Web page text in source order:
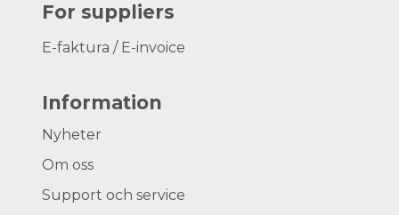
For suppliers
E-faktura / E-invoice
Information
Nyheter
Om oss
Support och service